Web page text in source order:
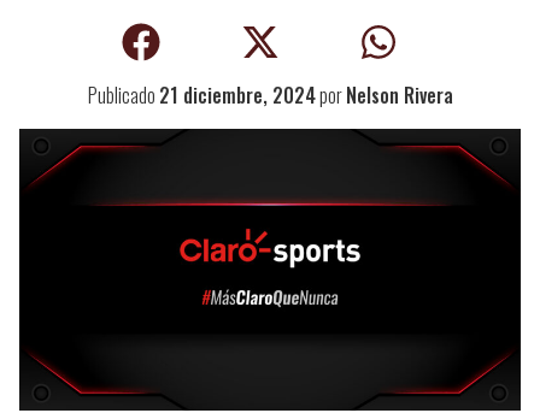
Publicado 21 diciembre, 2024porNelson Rivera